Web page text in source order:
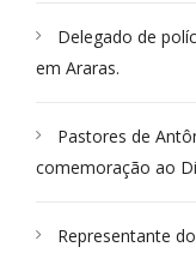
Delegado de
em Araras.
Pastores de
comemoração ao
Representante